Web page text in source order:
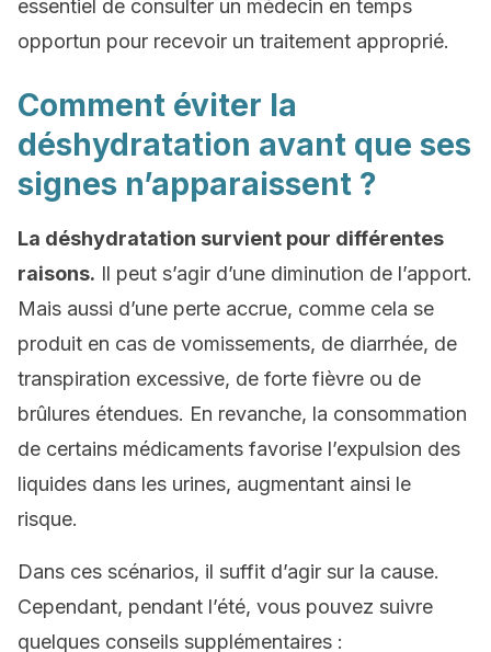
essentiel de consulter un médecin en temps
opportun pour recevoir un traitement approprié.
Comment éviter la
déshydratation avant que ses
signes n’apparaissent ?
La déshydratation survient pour différentes
raisons. Il peut s’agir d’une diminution de l’apport.
Mais aussi d’une perte accrue, comme cela se
produit en cas de vomissements, de diarrhée, de
transpiration excessive, de forte fièvre ou de
brûlures étendues. En revanche, la consommation
de certains médicaments favorise l’expulsion des
liquides dans les urines, augmentant ainsi le
risque.
Dans ces scénarios, il suffit d’agir sur la cause.
Cependant, pendant l’été, vous pouvez suivre
quelques conseils supplémentaires :